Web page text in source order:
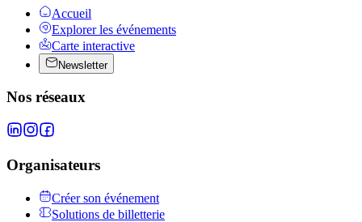
Accueil
Explorer les événements
Carte interactive
Newsletter
Nos réseaux
Organisateurs
Créer son événement
Solutions de billetterie